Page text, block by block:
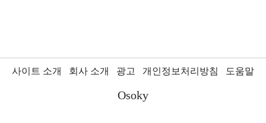
사이트 소개 회사 소개 광고 개인정보처리방침 도움말
Osoky